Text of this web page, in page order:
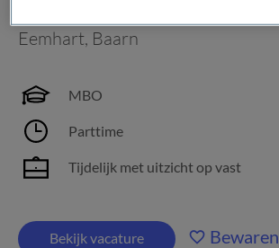
Eemhart, Baarn
MBO
Parttime
Tijdelijk met uitzicht op vast
Bekijk vacature Bewaren